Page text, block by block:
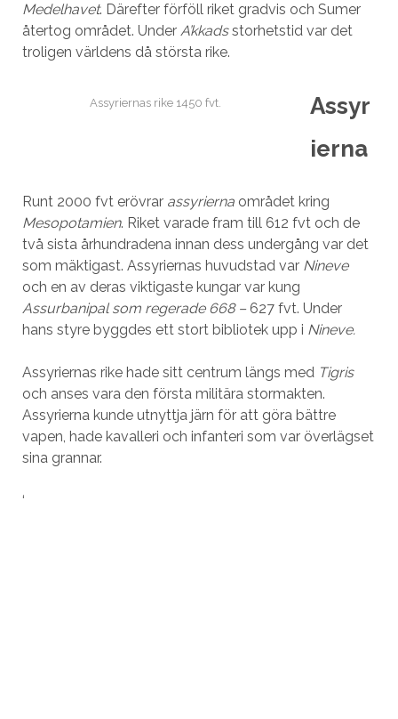
Medelhavet. Därefter förföll riket gradvis och Sumer
återtog området. Under A’kkadsstorhetstid var det
troligen världens då största rike.
Assyriernas rike 1450 fvt.
Assyr
ierna
Runt 2000 fvt erövrar assyriernaområdet kring
Mesopotamien. Riket varade fram till 612 fvt och de
två sista århundradena innan dess undergång var det
som mäktigast. Assyriernas huvudstad var Nineve
och en av deras viktigaste kungar var kung
Assurbanipal som regerade 668 –627 fvt. Under
hans styre byggdes ett stort bibliotek upp i Nineve.
Assyriernas rike hade sitt centrum längs med Tigris
och anses vara den första militära stormakten.
Assyrierna kunde utnyttja järn för att göra bättre
vapen, hade kavalleri och infanteri som var överlägset
sina grannar.
‘